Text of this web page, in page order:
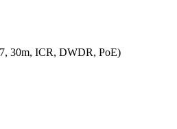
30m, ICR, DWDR, PoE)